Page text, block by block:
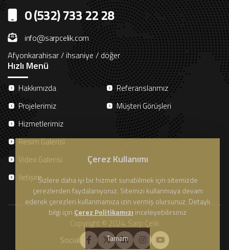
0 (532) 733 22 28
info@sarpcelik.com
Afyonkarahisar / ihsaniye / döğer
Hızlı Menü
Hakkımızda
Projelerimiz
Hizmetlerimiz
Resim Galerisi
Video Galerisi
İletişim
Referanslarımız
Müşteri Görüşleri
Copyright © 2024. Sarp Çelik
Social
Çerez Kullanımı
Sizlere daha iyi bir hizmet sunabilmek için sitemizde
çerezlerden faydalanıyoruz. Sitemizi kullanmaya devam
ederek çerezleri kullanmamıza izin vermiş olursunuz. Detaylı
bilgi için Çerez Politikamızı inceleyebilirsiniz
Tamam